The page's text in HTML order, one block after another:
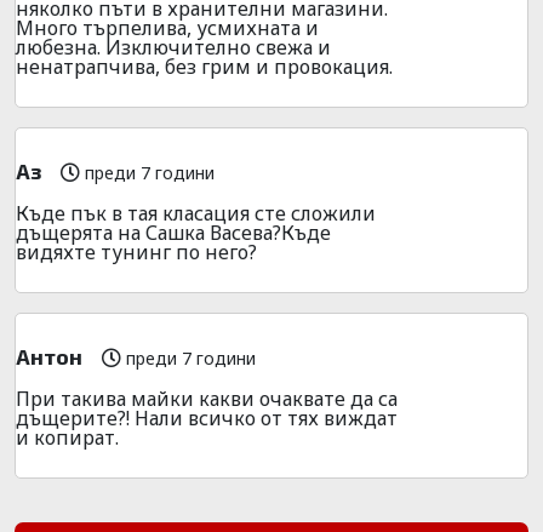
няколко пъти в хранителни магазини.
Много търпелива, усмихната и
любезна. Изключително свежа и
ненатрапчива, без грим и провокация.
Аз преди 7 години
Къде пък в тая класация сте сложили
дъщерята на Сашка Васева?Къде
видяхте тунинг по него?
Антон преди 7 години
При такива майки какви очаквате да са
дъщерите?! Нали всичко от тях виждат
и копират.